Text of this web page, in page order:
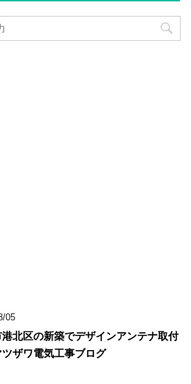
05
北区の新築でデザインアンテナ取付
ザワ電気工事ブログ